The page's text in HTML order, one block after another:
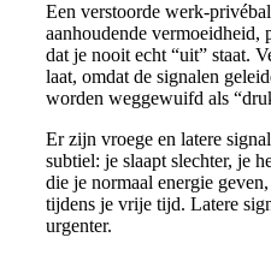
Een verstoorde werk-
aanhoudende vermoeidheid,
dat je nooit echt “uit” staat.
laat, omdat de signalen
worden weggewuifd als
Er zijn vroege en latere
subtiel: je slaapt slechter, je
die je normaal energie
tijdens je vrije tijd. Latere
urgenter.